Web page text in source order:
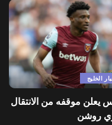
الخليج
يعلن موقفه من الانتقال
روشن